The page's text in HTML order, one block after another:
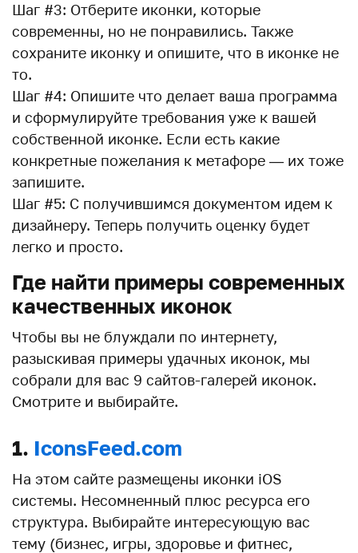
Шаг #3: Отберите иконки, которые
современны, но не понравились. Также
сохраните иконку и опишите, что в иконке не
то.
Шаг #4: Опишите что делает ваша программа
и сформулируйте требования уже к вашей
собственной иконке. Если есть какие
конкретные пожелания к метафоре — их тоже
запишите.
Шаг #5: С получившимся документом идем к
дизайнеру. Теперь получить оценку будет
легко и просто.
Где найти примеры современных
качественных иконок
Чтобы вы не блуждали по интернету,
разыскивая примеры удачных иконок, мы
собрали для вас 9 сайтов-галерей иконок.
Смотрите и выбирайте.
1. IconsFeed.com
На этом сайте размещены иконки iOS
системы. Несомненный плюс ресурса его
структура. Выбирайте интересующую вас
тему (бизнес, игры, здоровье и фитнес,